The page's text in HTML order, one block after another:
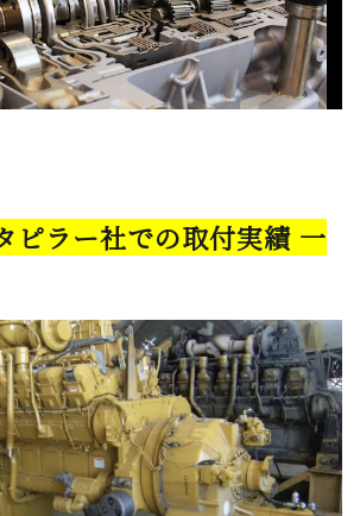
ピラー社での取付実績 一